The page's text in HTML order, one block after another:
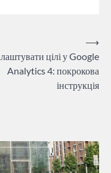
цілі у Google
Analytics 4: покрокова
інструкція
⟶